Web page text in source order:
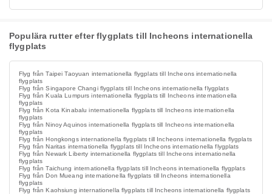
Populära rutter efter flygplats till Incheons internationella
flygplats
Flyg från Taipei Taoyuan internationella flygplats till Incheons internationella
flygplats
Flyg från Singapore Changi flygplats till Incheons internationella flygplats
Flyg från Kuala Lumpurs internationella flygplats till Incheons internationella
flygplats
Flyg från Kota Kinabalu internationella flygplats till Incheons internationella
flygplats
Flyg från Ninoy Aquinos internationella flygplats till Incheons internationella
flygplats
Flyg från Hongkongs internationella flygplats till Incheons internationella flygplats
Flyg från Naritas internationella flygplats till Incheons internationella flygplats
Flyg från Newark Liberty internationella flygplats till Incheons internationella
flygplats
Flyg från Taichung internationella flygplats till Incheons internationella flygplats
Flyg från Don Mueang internationella flygplats till Incheons internationella
flygplats
Flyg från Kaohsiung internationella flygplats till Incheons internationella flygplats